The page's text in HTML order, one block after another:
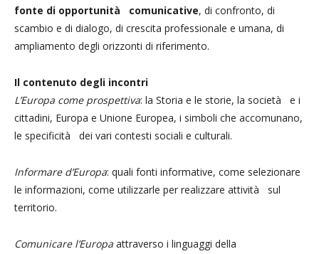
fonte di opportunità comunicative, di confronto, di
scambio e di dialogo, di crescita professionale e umana, di
ampliamento degli orizzonti di riferimento.
Il contenuto degli incontri
L’Europa come prospettiva: la Storia e le storie, la società e i
cittadini, Europa e Unione Europea, i simboli che accomunano,
le specificità dei vari contesti sociali e culturali.
Informare d’Europa: quali fonti informative, come selezionare
le informazioni, come utilizzarle per realizzare attività sul
territorio.
Comunicare l’Europa attraverso i linguaggi della